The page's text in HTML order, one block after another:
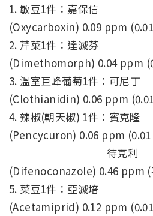
1. 敏豆1件：嘉保信
(Oxycarboxin) 0.09 ppm
2. 芹菜1件：達滅芬
(Dimethomorph) 0.04 ppm
3. 溫室巨峰葡萄1件：可尼丁
(Clothianidin) 0.06 ppm
4. 辣椒(朝天椒) 1件：賓克隆
(Pencycuron) 0.06 ppm (0.01
待克利
(Difenoconazole) 0.46 ppm (
5. 菜豆1件：亞滅培
(Acetamiprid) 0.12 ppm